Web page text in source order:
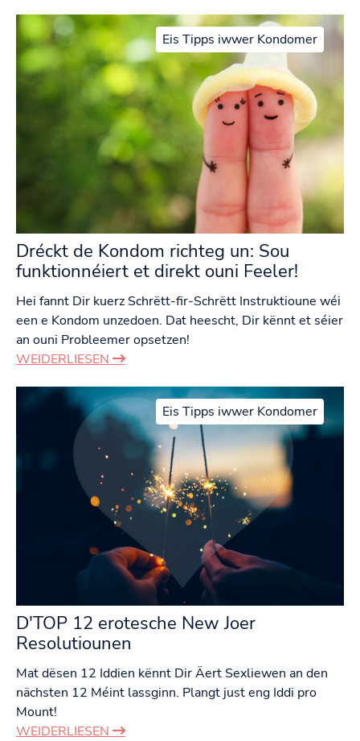
Eis Tipps iwwer Kondomer
Dréckt de Kondom richteg un: Sou
funktionnéiert et direkt ouni Feeler!
Hei fannt Dir kuerz Schrëtt-fir-Schrëtt Instruktioune wéi
een e Kondom unzedoen. Dat heescht, Dir kënnt et séier
an ouni Probleemer opsetzen!
WEIDERLIESEN
Eis Tipps iwwer Kondomer
D'TOP 12 erotesche New Joer
Resolutiounen
Mat dësen 12 Iddien kënnt Dir Äert Sexliewen an den
nächsten 12 Méint lassginn. Plangt just eng Iddi pro
Mount!
WEIDERLIESEN